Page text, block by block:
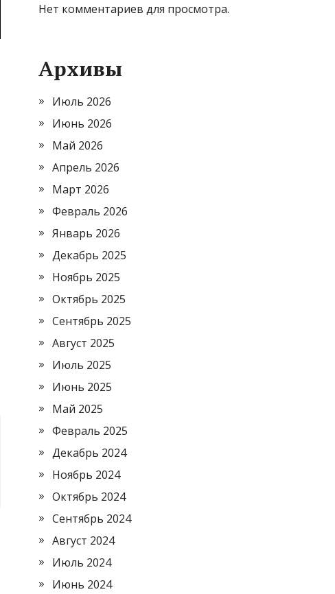
Нет комментариев для просмотра.
Архивы
Июль 2026
Июнь 2026
Май 2026
Апрель 2026
Март 2026
Февраль 2026
Январь 2026
Декабрь 2025
Ноябрь 2025
Октябрь 2025
Сентябрь 2025
Август 2025
Июль 2025
Июнь 2025
Май 2025
Февраль 2025
Декабрь 2024
Ноябрь 2024
Октябрь 2024
Сентябрь 2024
Август 2024
Июль 2024
Июнь 2024